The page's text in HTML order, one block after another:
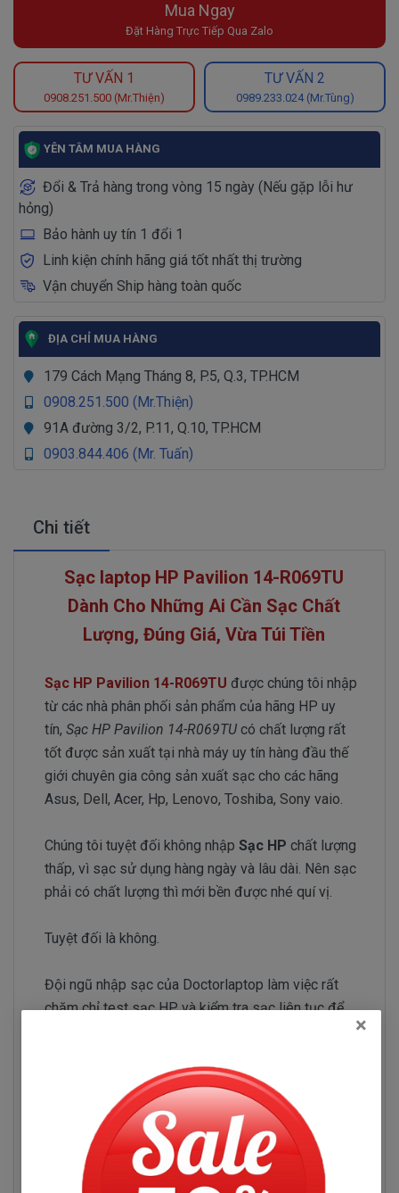
Mua Ngay
Đặt Hàng Trực Tiếp Qua Zalo
TƯ VẤN 1
0908.251.500 (Mr.Thiện)
TƯ VẤN 2
0989.233.024 (Mr.Tùng)
YÊN TÂM MUA HÀNG
Đổi & Trả hàng trong vòng 15 ngày (Nếu gặp lỗi hư
hỏng)
Bảo hành uy tín 1 đổi 1
Linh kiện chính hãng giá tốt nhất thị trường
Vận chuyển Ship hàng toàn quốc
ĐỊA CHỈ MUA HÀNG
179 Cách Mạng Tháng 8, P.5, Q.3, TP.HCM
0908.251.500 (Mr.Thiện)
91A đường 3/2, P.11, Q.10, TP.HCM
0903.844.406 (Mr. Tuấn)
Chi tiết
Sạc laptop HP Pavilion 14-R069TU
Dành Cho Những Ai Cần Sạc Chất
Lượng, Đúng Giá, Vừa Túi Tiền
Sạc HP Pavilion 14-R069TU được chúng tôi nhập
từ các nhà phân phối sản phẩm của hãng HP uy
tín, Sạc HP Pavilion 14-R069TU có chất lượng rất
tốt được sản xuất tại nhà máy uy tín hàng đầu thế
giới chuyên gia công sản xuất sạc cho các hãng
Asus, Dell, Acer, Hp, Lenovo, Toshiba, Sony vaio.
Chúng tôi tuyệt đối không nhập Sạc HP chất lượng
thấp, vì sạc sử dụng hàng ngày và lâu dài. Nên sạc
phải có chất lượng thì mới bền được nhé quí vị.
Tuyệt đối là không.
Đội ngũ nhập sạc của Doctorlaptop làm việc rất
chăm chỉ test sạc HP và kiểm tra sạc liên tục để
chỉ tuyển chọn những nhà phân phối sạc có uy tín và
Sạc HP Pavilion 14-R069TU
Những hư hỏng thường gặp
×